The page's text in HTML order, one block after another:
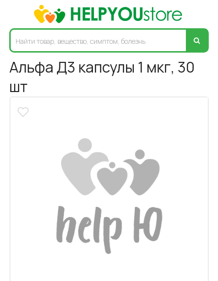
Альфа Д3 капсулы 1 мкг, 30
шт